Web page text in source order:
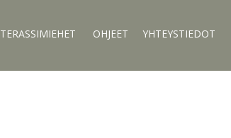
TERASSIMIEHET OHJEET YHTEYSTIEDOT